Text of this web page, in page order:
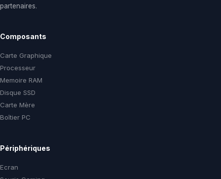
partenaires.
Composants
Carte Graphique
Processeur
Memoire RAM
Disque SSD
Carte Mère
Boîtier PC
Périphériques
Ecran